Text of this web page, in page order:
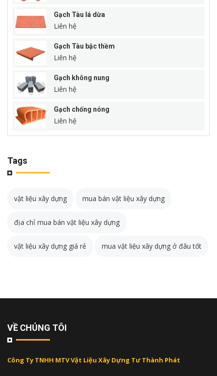
Gạch Tàu lá dừa
Liên hệ
Gạch Tàu bậc thềm
Liên hệ
Gạch không nung
Liên hệ
Gạch chống nóng
Liên hệ
Tags
vật liệu xây dựng mua bán vật liệu xây dựng
địa chỉ mua bán vật liệu xây dựng
vật liệu xây dựng giá rẻ mua vật liệu xây dựng ở đâu tốt
VỀ CHÚNG TÔI
Công Ty TNHH MTV Vật Liệu Xây Dựng Tư Thành Phát